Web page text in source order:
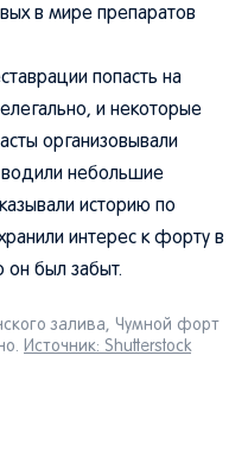
в мире препаратов
попасть на
и некоторые
организовывали
небольшие
историю по
интерес к форту в
был забыт.
залива, Чумной форт
Источник: Shutterstock